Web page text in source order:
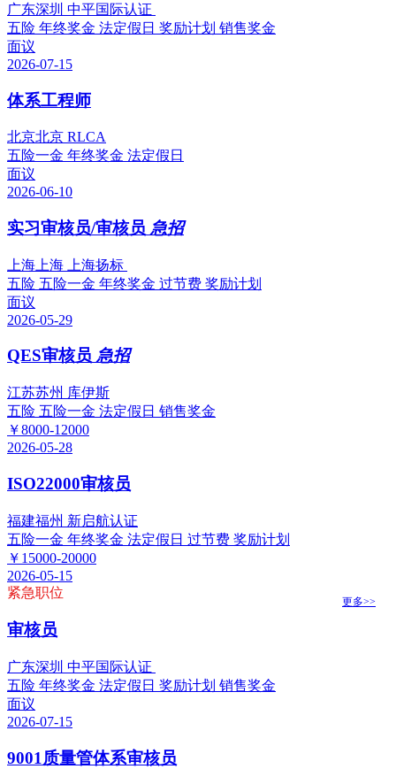
广东深圳 中平国际认证
五险 年终奖金 法定假日 奖励计划 销售奖金
面议
2026-07-15
体系工程师
北京北京 RLCA
五险一金 年终奖金 法定假日
面议
2026-06-10
实习审核员/审核员 急招
上海上海 上海扬标
五险 五险一金 年终奖金 过节费 奖励计划
面议
2026-05-29
QES审核员 急招
江苏苏州 库伊斯
五险 五险一金 法定假日 销售奖金
￥8000-12000
2026-05-28
ISO22000审核员
福建福州 新启航认证
五险一金 年终奖金 法定假日 过节费 奖励计划
￥15000-20000
2026-05-15
紧急职位
更多>>
审核员
广东深圳 中平国际认证
五险 年终奖金 法定假日 奖励计划 销售奖金
面议
2026-07-15
9001质量管体系审核员